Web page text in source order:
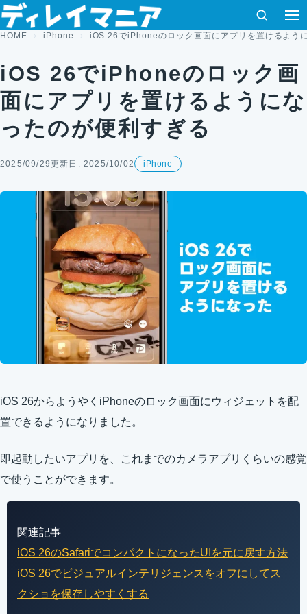
コンテンツへスキップ
検索
HOME iPhone iOS 26でiPhoneのロック画面にアプリを置けるよう
iOS 26でiPhoneのロック画
面にアプリを置けるようにな
ったのが便利すぎる
2025/09/29更新日: 2025/10/02 iPhone
iOS 26からようやくiPhoneのロック画面にウィジェットを配
置できるようになりました。
即起動したいアプリを、これまでのカメラアプリくらいの感覚
で使うことができます。
関連記事
iOS 26のSafariでコンパクトになったUIを元に戻す方法
iOS 26でビジュアルインテリジェンスをオフにしてス
クショを保存しやすくする